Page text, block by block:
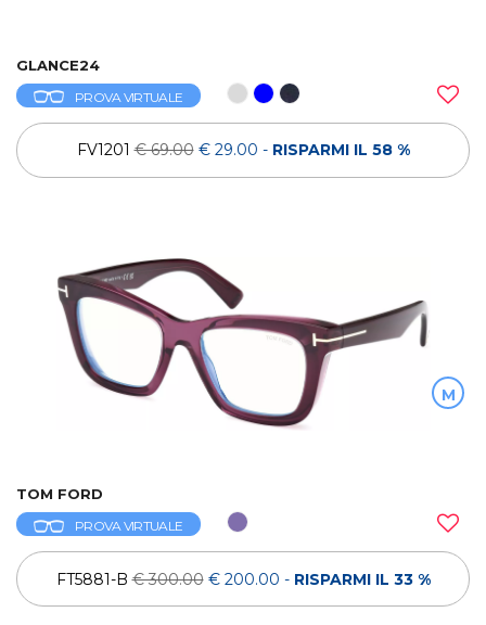
GLANCE24
PROVA VIRTUALE
FV1201€ 69.00 € 29.00 - RISPARMI IL 58 %
M
TOM FORD
PROVA VIRTUALE
FT5881-B€ 300.00 € 200.00 - RISPARMI IL 33 %